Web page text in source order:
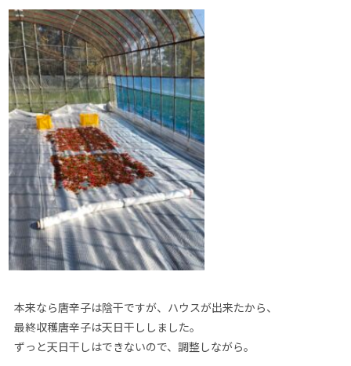
本来なら唐辛子は陰干ですが、ハウスが出来たから、
最終収穫唐辛子は天日干ししました。
ずっと天日干しはできないので、調整しながら。